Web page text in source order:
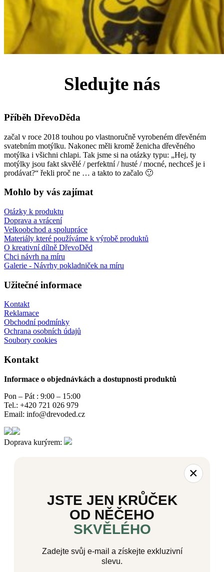
Sledujte nás
Příběh DřevoDěda
začal v roce 2018 touhou po vlastnoručně vyrobeném dřevěném
svatebním motýlku. Nakonec měli kromě ženicha dřevěného
motýlka i všichni chlapi. Tak jsme si na otázky typu: „Hej, ty
motýlky jsou fakt skvělé / perfektní / husté / mocné, nechceš je i
prodávat?“ řekli proč ne … a takto to začalo 🙂
Mohlo by vás zajímat
Otázky k produktu
Doprava a vrácení
Velkoobchod a spolupráce
Materiály které používáme k výrobě produktů
O kreativní dílně DřevoDěd
Chci návrh na míru
Galerie - Návrhy pokladniček na míru
Užitečné informace
Kontakt
Reklamace
Obchodní podmínky
Ochrana osobních údajů
Soubory cookies
Kontakt
Informace o objednávkách a dostupnosti produktů
Pon – Pát : 9:00 – 15:00
Tel.: +420 721 026 979
Email: info@drevoded.cz
Doprava kurýrem:
×
JSTE JEN KRŮČEK
OD NĚČEHO
SKVĚLÉHO
Zadejte svůj e-mail a získejte exkluzivní
slevu.